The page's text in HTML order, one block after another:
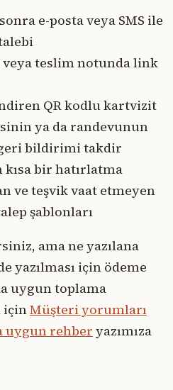
e-posta veya SMS ile
teslim notunda link
QR kodlu kartvizit
ya da randevunun
bildirimi takdir
bir hatırlatma
ve teşvik vaat etmeyen
şablonları
ama ne yazılana
yazılması için ödeme
uygun toplama
içinMüşteri yorumları
uygun rehber yazımıza